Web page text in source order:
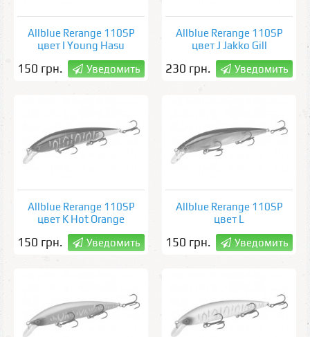
Allblue Rerange 110SP
цвет I Young Hasu
150 грн. Уведомить
Allblue Rerange 110SP
цвет J Jakko Gill
230 грн. Уведомить
Allblue Rerange 110SP
цвет K Hot Orange
150 грн. Уведомить
Allblue Rerange 110SP
цвет L
150 грн. Уведомить